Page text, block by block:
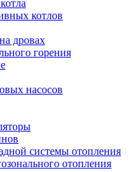
котлов
дровах
горения
насосов
системы отопления
отопления